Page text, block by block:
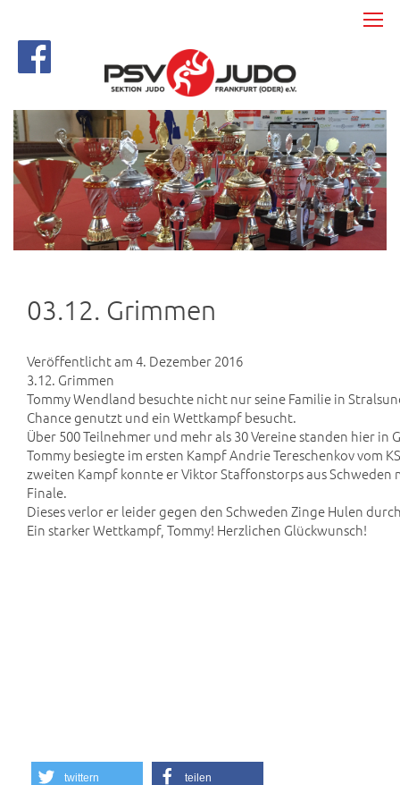
03.12. Grimmen
Veröffentlicht am 4. Dezember 2016
3.12. Grimmen
Tommy Wendland besuchte nicht nur seine Familie in
Chance genutzt und ein Wettkampf besucht.
Über 500 Teilnehmer und mehr als 30 Vereine standen hier in
Tommy besiegte im ersten Kampf Andrie Tereschenkov vom
zweiten Kampf konnte er Viktor Staffonstorps aus
Finale.
Dieses verlor er leider gegen den Schweden Zinge Hulen
Ein starker Wettkampf, Tommy! Herzlichen Glückwunsch!
twittern teilen